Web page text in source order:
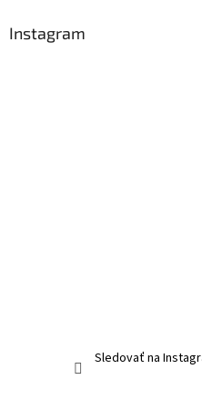
Instagram
Sledovať na